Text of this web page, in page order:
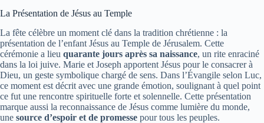
La Présentation de Jésus au Temple
La fête célèbre un moment clé dans la tradition chrétienne : la
présentation de l’enfant Jésus au Temple de Jérusalem. Cette
cérémonie a lieu quarante jours après sa naissance, un rite enraciné
dans la loi juive. Marie et Joseph apportent Jésus pour le consacrer à
Dieu, un geste symbolique chargé de sens. Dans l’Évangile selon Luc,
ce moment est décrit avec une grande émotion, soulignant à quel point
ce fut une rencontre spirituelle forte et solennelle. Cette présentation
marque aussi la reconnaissance de Jésus comme lumière du monde,
une source d’espoir et de promesse pour tous les peuples.